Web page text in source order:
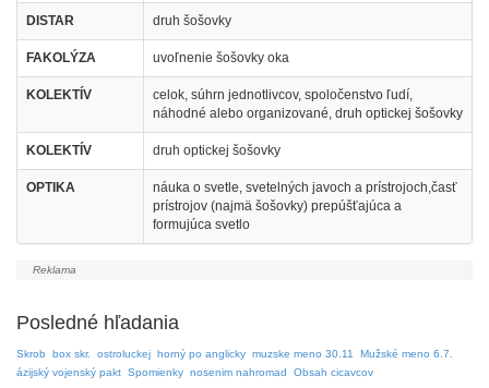
DISTAR druh šošovky
FAKOLÝZA uvoľnenie šošovky oka
KOLEKTÍV
celok, súhrn jednotlivcov, spoločenstvo ľudí,
náhodné alebo organizované, druh optickej šošovky
KOLEKTÍV druh optickej šošovky
OPTIKA
náuka o svetle, svetelných javoch a prístrojoch,časť
prístrojov (najmä šošovky) prepúšťajúca a
formujúca svetlo
Posledné hľadania
Skrob box skr. ostroluckej horný po anglicky muzske meno 30.11
Mužské meno 6.7.
ázijský vojenský pakt Spomienky nosenim nahromad Obsah cicavcov